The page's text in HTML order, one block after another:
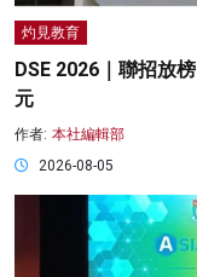
灼見教育
DSE 2026｜聯招放
元
作者: 本社編輯部
2026-08-05